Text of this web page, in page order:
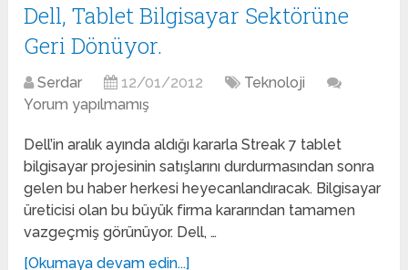
Dell, Tablet Bilgisayar Sektörüne
Geri Dönüyor.
Serdar 12/01/2012
Teknoloji
Yorum yapılmamış
Dell’in aralık ayında aldığı kararla Streak 7 tablet
bilgisayar projesinin satışlarını durdurmasından sonra
gelen bu haber herkesi heyecanlandıracak. Bilgisayar
üreticisi olan bu büyük firma kararından tamamen
vazgeçmiş görünüyor. Dell, …
[Okumaya devam edin...]